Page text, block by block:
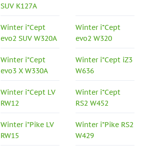
SUV K127A
Winter i*Cept
evo2 SUV W320A
Winter i*Cept
evo2 W320
Winter i*Cept
evo3 X W330A
Winter i*Cept iZ3
W636
Winter i*Cept LV
RW12
Winter i*Cept
RS2 W452
Winter i*Pike LV
RW15
Winter i*Pike RS2
W429